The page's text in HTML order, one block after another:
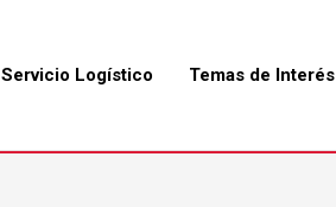
Servicio Logístico Temas de Interés